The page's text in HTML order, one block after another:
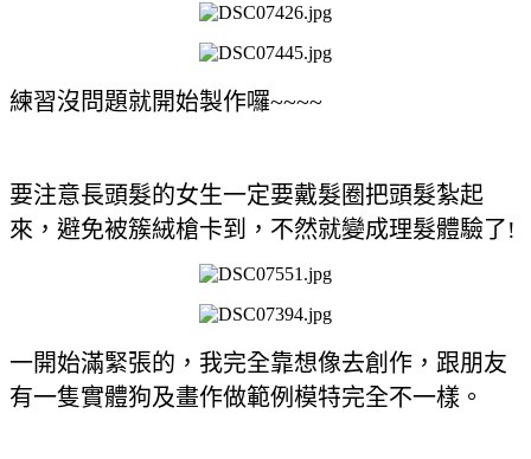
練習沒問題就開始製作囉~~~~
要注意長頭髮的女生一定要戴髮圈把頭髮紮起
來，避免被簇絨槍卡到，不然就變成理髮體驗了!
一開始滿緊張的，我完全靠想像去創作，跟朋友
有一隻實體狗及畫作做範例模特完全不一樣。